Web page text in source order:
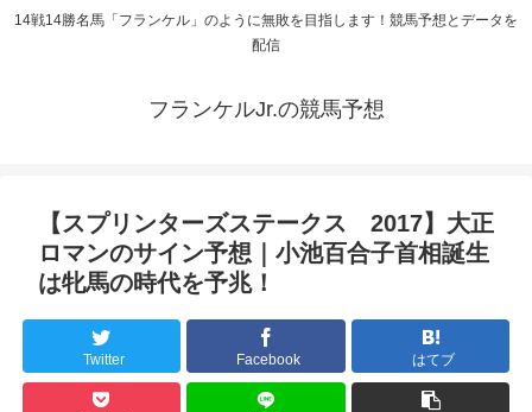
14戦14勝名馬「フランケル」のように無敗を目指します！競馬予想とデータを
配信
フランケルJr.の競馬予想
【スプリンターズステークス 2017】大正
ロマンのサイン予想｜小池百合子首相誕生
は牝馬の時代を予兆！
Twitter Facebook はてブ